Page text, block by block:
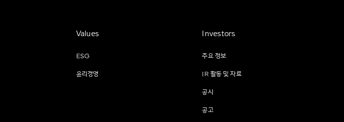
Values
ESG
윤리경영
Investors
주요 정보
IR 활동 및 자료
공시
공고